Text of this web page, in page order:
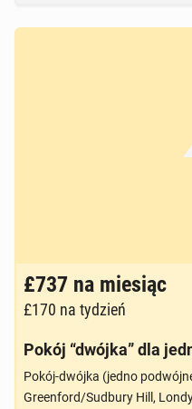
Brak zdjęcia
£737 na miesiąc
£170 na tydzień
Pokój “dwójka” dla
Pokój-dwójka (jedno
Greenford/Sudbury Hill,